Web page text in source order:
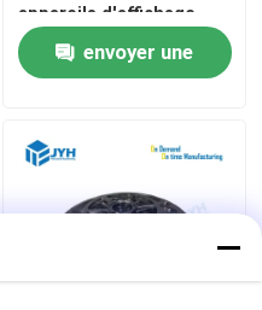
appareils d'affichage
électronique
envoyer une